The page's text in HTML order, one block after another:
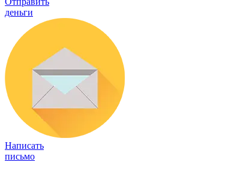
деньги
Написать
письмо